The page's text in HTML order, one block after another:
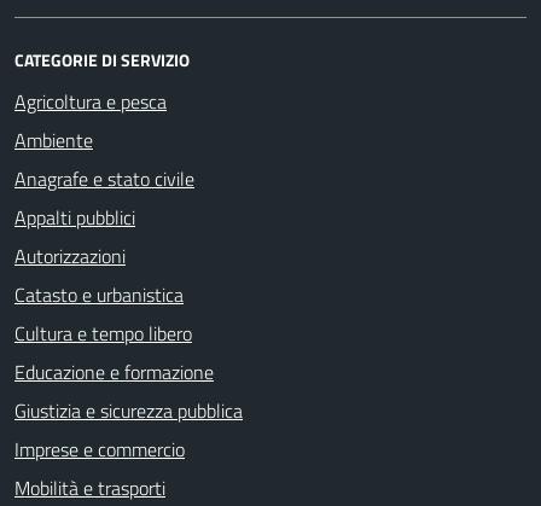
CATEGORIE DI SERVIZIO
Agricoltura e pesca
Ambiente
Anagrafe e stato civile
Appalti pubblici
Autorizzazioni
Catasto e urbanistica
Cultura e tempo libero
Educazione e formazione
Giustizia e sicurezza pubblica
Imprese e commercio
Mobilità e trasporti